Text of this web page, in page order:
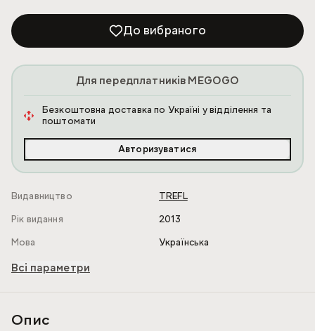
До вибраного
Для передплатників MEGOGO
Безкоштовна доставка по Україні у відділення та
поштомати
Авторизуватися
Видавництво
TREFL
Рік видання
2013
Мова
Українська
Всі параметри
Опис